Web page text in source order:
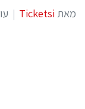
מאת Ticketsi